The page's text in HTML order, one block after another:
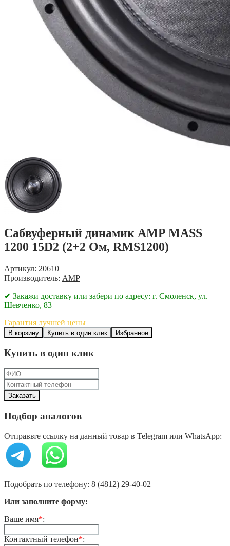
Сабвуферный динамик AMP MASS
1200 15D2 (2+2 Ом, RMS1200)
Артикул: 20610
Производитель: AMP
✔ Закажи доставку или забери по адресу: г. Смоленск, ул.
Шевченко, 83
Гарантия лучшей цены
В корзину Купить в один клик Избранное
Купить в один клик
Подбор аналогов
Отправьте ссылку на данный товар в Telegram или WhatsApp:
Подобрать по телефону: 8 (4812) 29-40-02
Или заполните форму:
Ваше имя*:
Контактный телефон*: